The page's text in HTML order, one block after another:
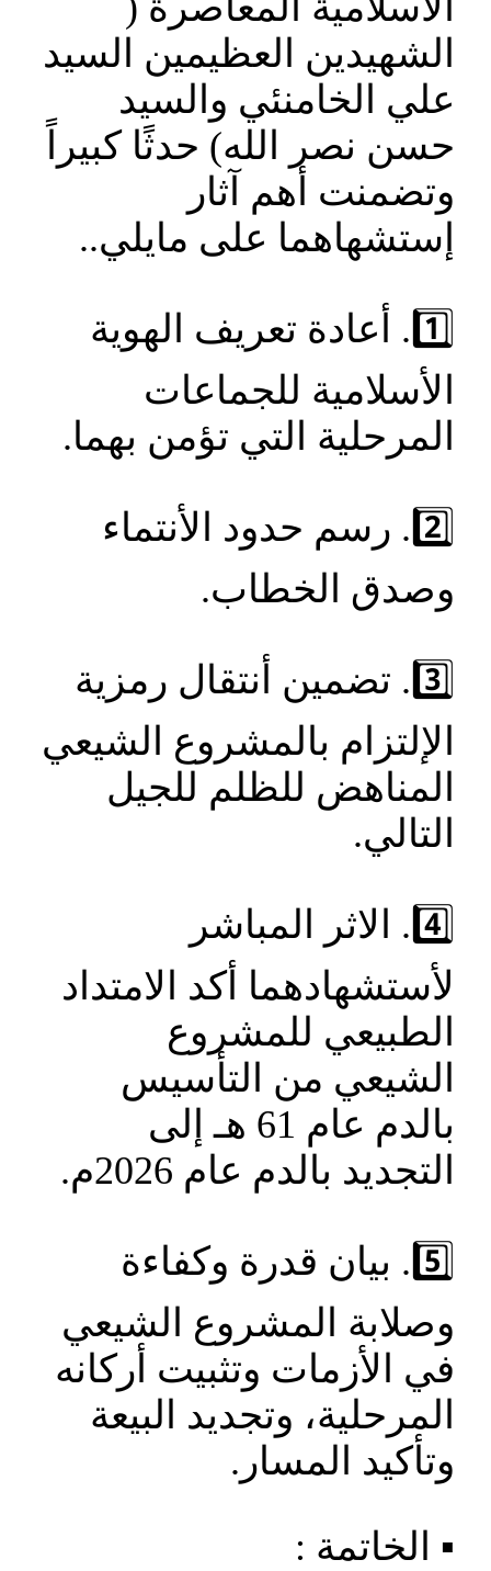
الشهيدين العظيمين السيد
علي الخامنئي والسيد
حسن نصر الله) حدثًا كبيراً
وتضمنت أهم آثار
إستشهاهما على مايلي..
1️⃣. أعادة تعريف الهوية
الأسلامية للجماعات
المرحلية التي تؤمن بهما.
2️⃣. رسم حدود الأنتماء
وصدق الخطاب.
3️⃣. تضمين أنتقال رمزية
الإلتزام بالمشروع الشيعي
المناهض للظلم للجيل
التالي.
4️⃣. الاثر المباشر
لأستشهادهما أكد الامتداد
الطبيعي للمشروع
الشيعي من التأسيس
بالدم عام 61 ه‍ـ إلى
التجديد بالدم عام 2026م.
5️⃣. بيان قدرة وكفاءة
وصلابة المشروع الشيعي
في الأزمات وتثبيت أركانه
المرحلية، وتجديد البيعة
وتأكيد المسار.
▪️ الخاتمة :